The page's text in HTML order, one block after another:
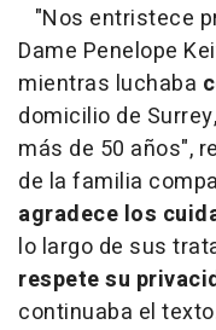
"Nos entristece
Dame Penelope
mientras luchaba
domicilio de
más de 50 años",
de la familia
agradece los
lo largo de sus
respete su
continuaba el